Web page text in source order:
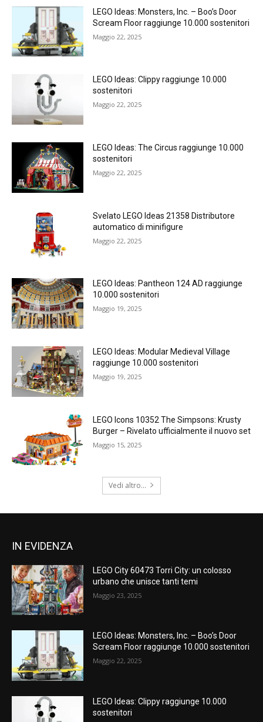
LEGO Ideas: Monsters, Inc. – Boo’s Door
Scream Floor raggiunge 10.000 sostenitori
Maggio 22, 2025
LEGO Ideas: Clippy raggiunge 10.000
sostenitori
Maggio 22, 2025
LEGO Ideas: The Circus raggiunge 10.000
sostenitori
Maggio 22, 2025
Svelato LEGO Ideas 21358 Distributore
automatico di minifigure
Maggio 22, 2025
LEGO Ideas: Pantheon 124 AD raggiunge
10.000 sostenitori
Maggio 19, 2025
LEGO Ideas: Modular Medieval Village
raggiunge 10.000 sostenitori
Maggio 19, 2025
LEGO Icons 10352 The Simpsons: Krusty
Burger – Rivelato ufficialmente il nuovo set
Maggio 15, 2025
Vedi altro...
IN EVIDENZA
LEGO City 60473 Torri City: un colosso
urbano che unisce tanti temi
Maggio 23, 2025
LEGO Ideas: Monsters, Inc. – Boo’s Door
Scream Floor raggiunge 10.000 sostenitori
Maggio 22, 2025
LEGO Ideas: Clippy raggiunge 10.000
sostenitori